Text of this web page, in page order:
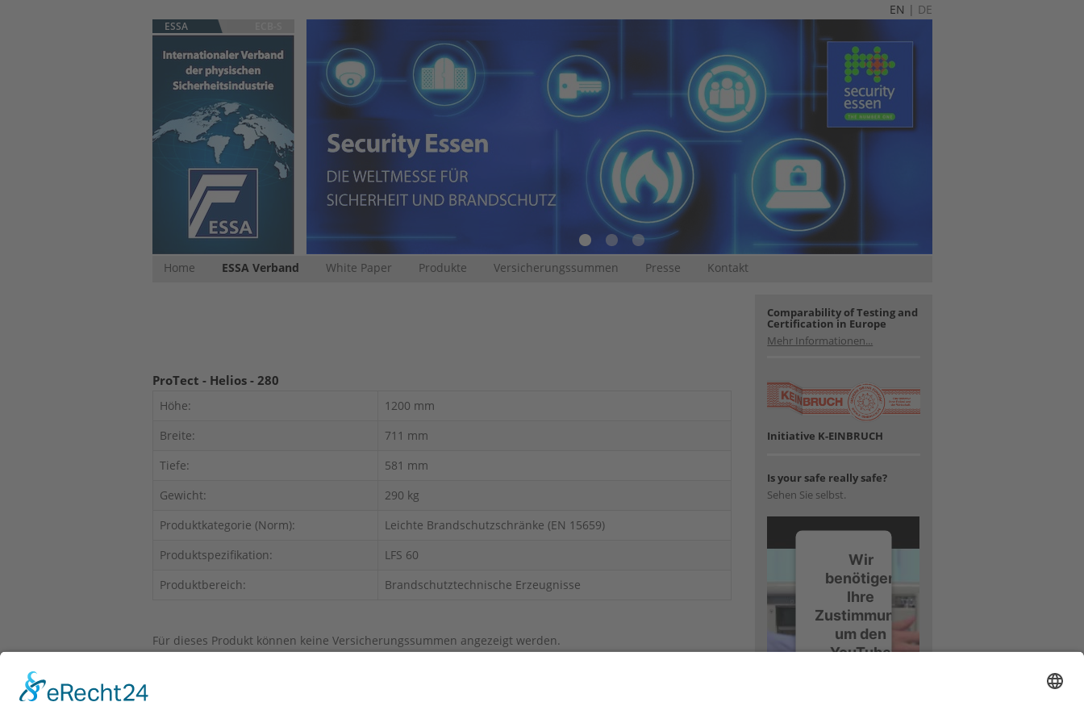
EN | DE
ESSA
Home ESSA Verband White Paper Produkte Versicherungssummen Presse Kontakt
ProTect - Helios - 280
Höhe:
1200 mm
Breite:
711 mm
Tiefe:
581 mm
Gewicht:
290 kg
Produktkategorie (Norm):
Leichte Brandschutzschränke (EN 15659)
Produktspezifikation:
LFS 60
Produktbereich:
Brandschutztechnische Erzeugnisse
Für dieses Produkt können keine Versicherungssummen angezeigt werden.
Comparability of Testing and
Certification in Europe
Mehr Informationen...
Initiative K-EINBRUCH
Is your safe really safe?
Sehen Sie selbst.
Wir
benötigen
Ihre
Zustimmung,
um den
YouTube